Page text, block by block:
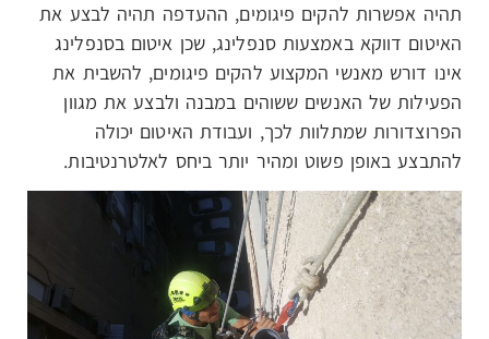
תהיה אפשרות להקים פיגומים, ההעדפה תהיה לבצע את
האיטום דווקא באמצעות סנפלינג, שכן איטום בסנפלינג
אינו דורש מאנשי המקצוע להקים פיגומים, להשבית את
הפעילות של האנשים ששוהים במבנה ולבצע את מגוון
הפרוצדורות שמתלוות לכך, ועבודת האיטום יכולה
להתבצע באופן פשוט ומהיר יותר ביחס לאלטרנטיבות.